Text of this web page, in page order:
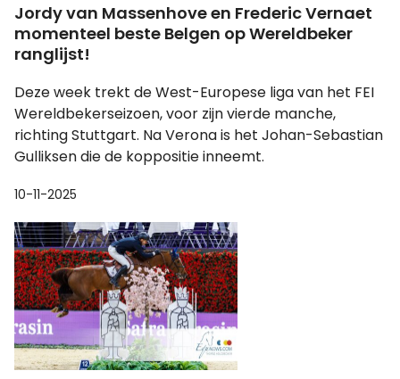
Jordy van Massenhove en Frederic Vernaet
momenteel beste Belgen op Wereldbeker
ranglijst!
Deze week trekt de West-Europese liga van het FEI
Wereldbekerseizoen, voor zijn vierde manche,
richting Stuttgart. Na Verona is het Johan-Sebastian
Gulliksen die de koppositie inneemt.
10-11-2025